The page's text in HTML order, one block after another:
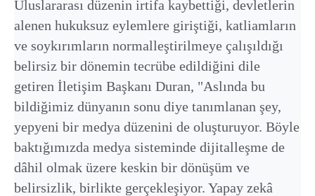
Uluslararası düzenin irtifa kaybettiği, devletlerin
alenen hukuksuz eylemlere giriştiği, katliamların
ve soykırımların normalleştirilmeye çalışıldığı
belirsiz bir dönemin tecrübe edildiğini dile
getiren İletişim Başkanı Duran, "Aslında bu
bildiğimiz dünyanın sonu diye tanımlanan şey,
yepyeni bir medya düzenini de oluşturuyor. Böyle
baktığımızda medya sisteminde dijitalleşme de
dâhil olmak üzere keskin bir dönüşüm ve
belirsizlik, birlikte gerçekleşiyor. Yapay zekâ